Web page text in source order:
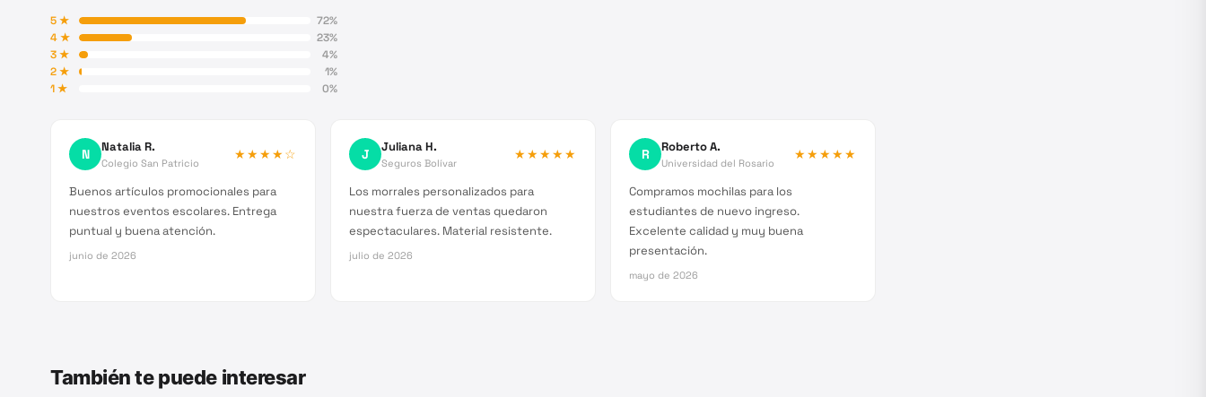
5★ 72%
4★ 23%
3★ 4%
2★ 1%
1★ 0%
N Natalia R.
Colegio San Patricio
★★★★☆
Buenos artículos promocionales para
nuestros eventos escolares. Entrega
puntual y buena atención.
junio de 2026
J Juliana H.
Seguros Bolívar
★★★★★
Los morrales personalizados para
nuestra fuerza de ventas quedaron
espectaculares. Material resistente.
julio de 2026
R Roberto A.
Universidad del Rosario
★★★★★
Compramos mochilas para los
estudiantes de nuevo ingreso.
Excelente calidad y muy buena
presentación.
mayo de 2026
También te puede interesar